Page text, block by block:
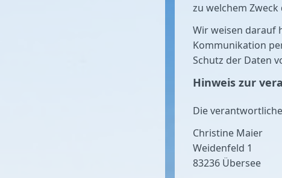
zu welchem Zweck
Wir weisen darauf
Kommunikation
Schutz der Daten
Hinweis zur
Die
Christine Maier
Weidenfeld 1
83236 Übersee